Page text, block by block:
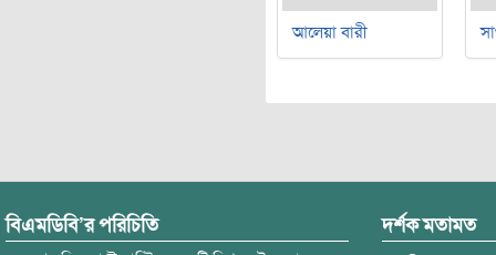
আলেয়া বারী
বিএমডিবি’র পরিচিতি দর্শক মতামত